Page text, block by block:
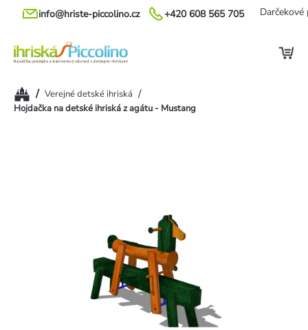
Prejsť
+420 608 565 705
info@hriste-piccolino.cz Darčekové
Domov
/ Verejné detské ihriská /
Hojdačka na detské ihriská z agátu - Mustang